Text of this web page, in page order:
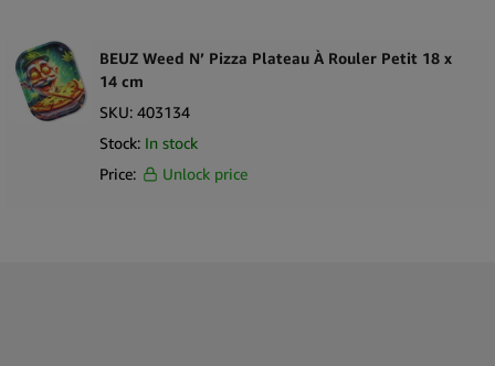
BEUZ Weed N’ Pizza Plateau À Rouler Petit 18 x
14 cm
SKU: 403134
Stock: In stock
Price:
Unlock price